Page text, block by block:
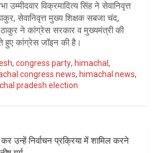
विक्रमादित्य सिंह ने सेवानिवृत्त
सेवानिवृत्त मुख्य शिक्षक सबजा चंद,
ठाकुर ने कांग्रेस सरकार व मुख्यमंत्री की
हुए कांग्रेस जॉइन की है।
, congress party, himachal ,
congress news, himachal news,
pradesh election
उन्हें निर्वाचन प्रक्रिया में शामिल करने